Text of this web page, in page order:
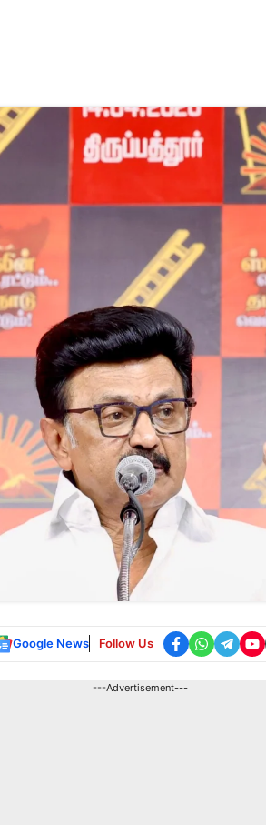
Google News Follow Us
---Advertisement---